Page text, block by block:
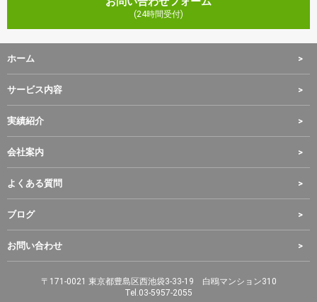
ホーム
サービス内容
実績紹介
会社案内
よくある質問
ブログ
お問い合わせ
〒171-0021 東京都豊島区西池袋3-33-19 白鴎マンション310
Tel.03-5957-2055